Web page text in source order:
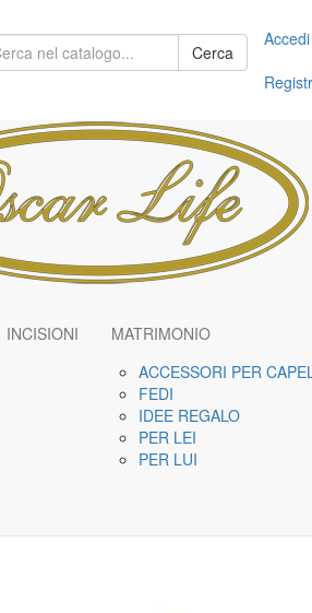
Cerca
Accedi
INCISIONI
MATRIMONIO
ACCESSORI PER
FEDI
IDEE REGALO
PER LEI
PER LUI